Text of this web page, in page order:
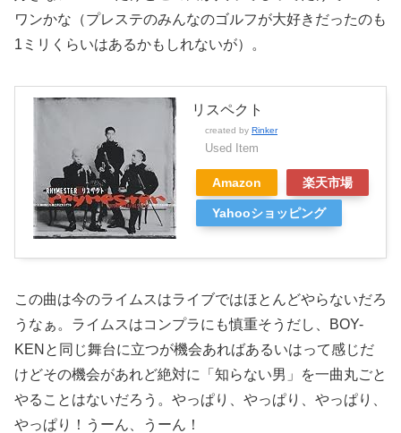
ワンかな（プレステのみんなのゴルフが大好きだったのも
1ミリくらいはあるかもしれないが）。
リスペクト
created by Rinker
Used Item
Amazon 楽天市場
Yahooショッピング
この曲は今のライムスはライブではほとんどやらないだろ
うなぁ。ライムスはコンプラにも慎重そうだし、BOY-
KENと同じ舞台に立つが機会あればあるいはって感じだ
けどその機会があれど絶対に「知らない男」を一曲丸ごと
やることはないだろう。やっぱり、やっぱり、やっぱり、
やっぱり！うーん、うーん！